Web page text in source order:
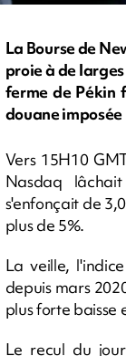
La Bourse de
proie à de
ferme de Pékin
douane
Vers 15H10
Nasdaq
s'enfonçait de
plus de 5%.
La veille,
depuis mars
plus forte baisse
Le recul du